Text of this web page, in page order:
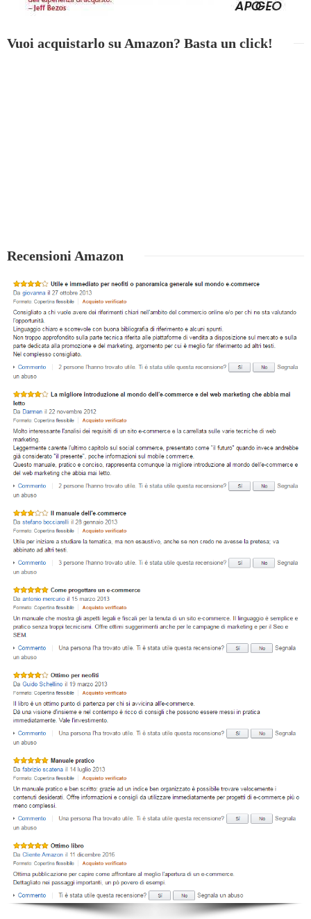
Vuoi acquistarlo su Amazon? Basta un click!
Recensioni Amazon